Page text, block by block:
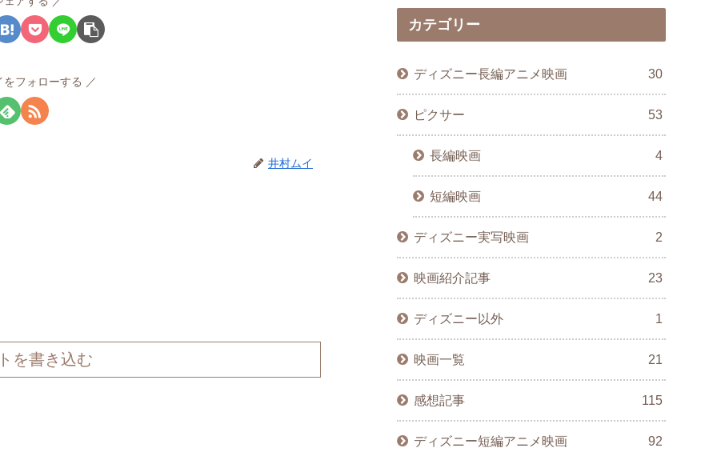
をフォローする
井村ムイ
を書き込む
カテゴリー
ディズニー長編アニメ映画 30
ピクサー 53
長編映画 4
短編映画 44
ディズニー実写映画 2
映画紹介記事 23
ディズニー以外 1
映画一覧 21
感想記事 115
ディズニー短編アニメ映画 92